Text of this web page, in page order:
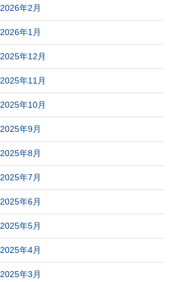
2026年2月
2026年1月
2025年12月
2025年11月
2025年10月
2025年9月
2025年8月
2025年7月
2025年6月
2025年5月
2025年4月
2025年3月